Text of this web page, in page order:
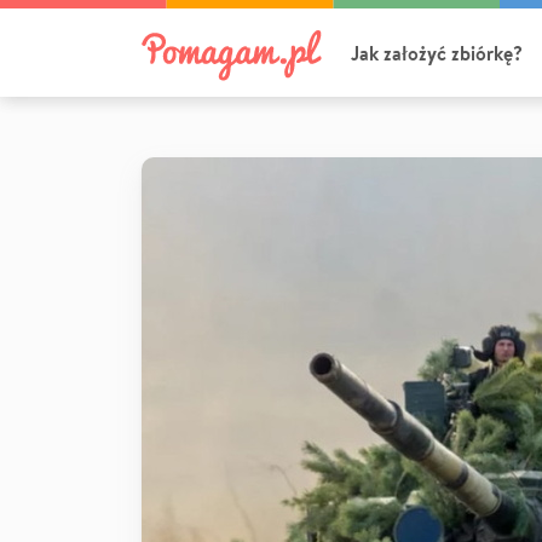
Jak założyć zbiórkę?